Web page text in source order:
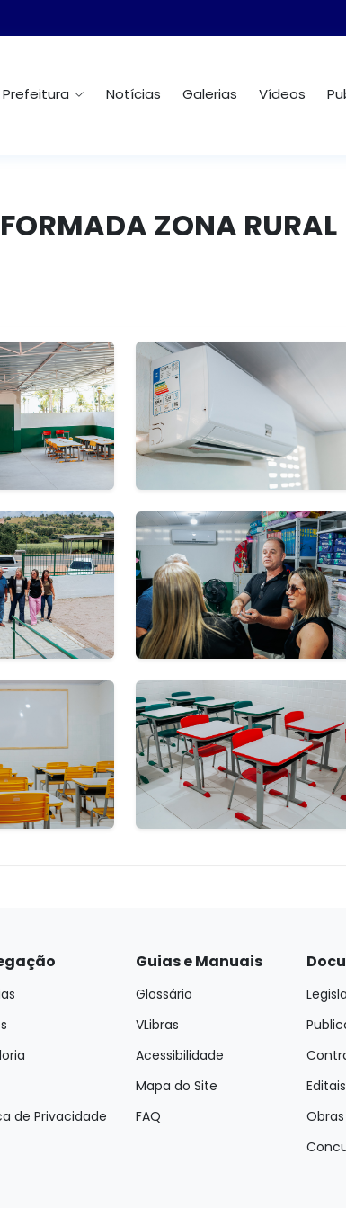
Prefeitura Notícias Galerias Vídeos
ZONA RURAL
de Privacidade
Guias e Manuais
Glossário
VLibras
Acessibilidade
Mapa do Site
FAQ
Obras